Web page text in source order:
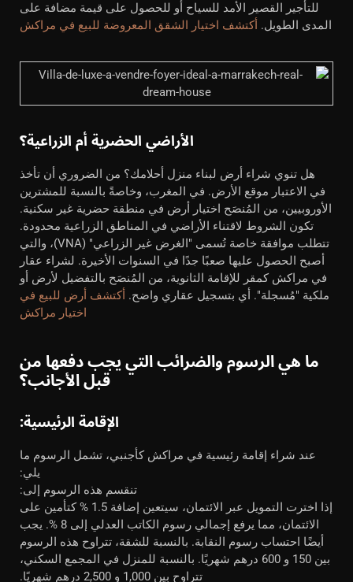
للتأجير القصير الأمد للسياح أو للحصول على قيمة مضافة على
المدى الطويل. أكتشف اختيار الشقق المعروضة للبيع في مراكش
الأراضي الحضرية أم الزراعية؟
هل تنوي شراء أرض لبناء منزل أحلامك؟ من الضروري أن تأخذ
في الاعتبار موقع الأرض. في المغرب، وخاصةً بالنسبة للمشترين
الأوروبيين، من المُنصَح اختيار أرض في منطقة حضرية غير سكنية.
تكون الشروط لاقتناء الأراضي في المناطق الزراعية محدودة.
تتطلب موافقة خاصة تُسمى "الغرض غير الزراعي" (VNA)، والتي
أصبح الحصول عليها صعبًا جدًا في السنوات الأخيرة. لشراء عقار
في مراكش كمقر للإقامة الثانوية، من المُنصَح بالتفضيل لأرض أو
ملكية "مُسجلة". أي بتسجيل عقاري واضح. أكتشف أرض للبيع في
اختيار مراكش
ما هي الرسوم والضرائب التي يجب دفعها من
قبل الأجانب؟
الإقامة الرئيسية:
عند شراء إقامة رئيسية في مراكش كأجنبي، تشمل الرسوم ما
يلي:
تنقسم هذه الرسوم إلى:
إذا اخترت التمويل عبر الائتمان، سيتعين إضافة 1.5 % كتأمين على
الائتمان، مما يرفع إجمالي رسوم الكاتب العدلي إلى 8 %. يجب
أيضًا احتساب رسوم النقابة. بالنسبة للشقة، تتراوح هذه الرسوم
بين 150 و 600 درهم شهريًا. بالنسبة للمنزل في المجمع السكني،
تتراوح بين 1,000 و 2,500 درهم شهريًا.